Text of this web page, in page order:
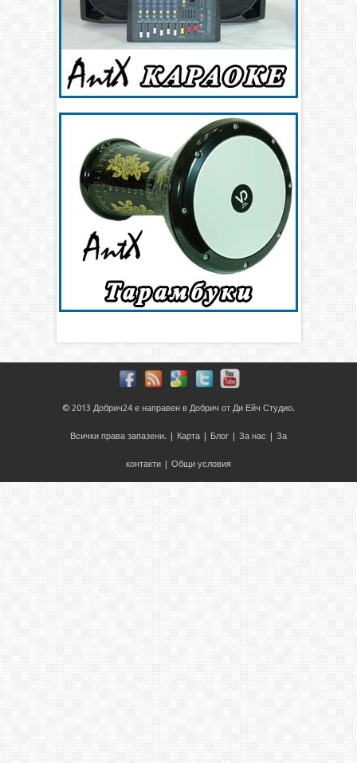
© 2013 Добрич24 е направен в Добрич от Ди Ейч Студио.
Всички права запазени. | Карта Блог За нас За
контакти Общи условия